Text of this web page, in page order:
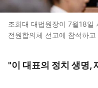
조희대 대법원장이 7월18일
전원합의체 선고에 참석하
"이 대표의 정치 생명,